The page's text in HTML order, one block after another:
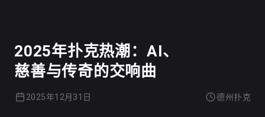
2025年扑克热潮：AI、
慈善与传奇的交响曲
2025年12月31日 德州扑克